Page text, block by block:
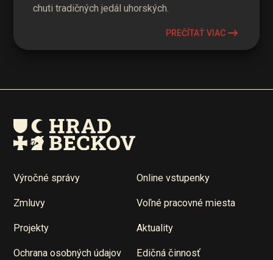
chuti tradičných jedál uhorských.
PREČÍTAŤ VIAC
Výročné správy Online vstupenky
Zmluvy Voľné pracovné miesta
Projekty Aktuality
Ochrana osobných údajov Edičná činnosť